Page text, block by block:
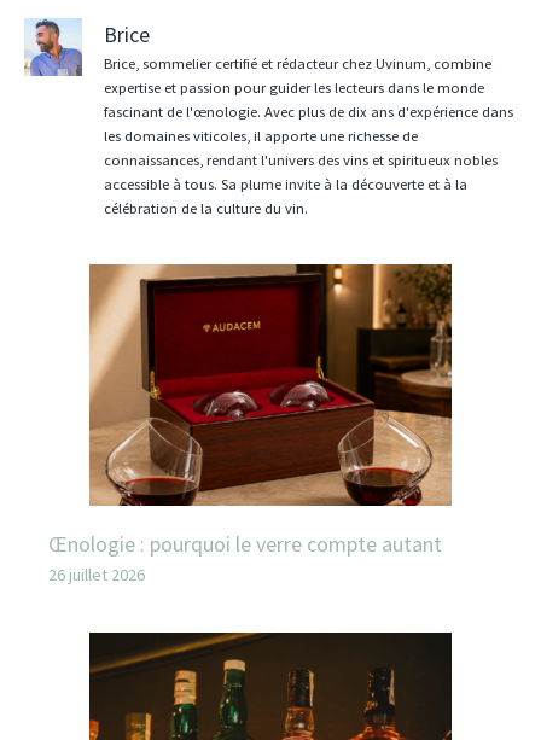
Brice
Brice, sommelier certifié et rédacteur chez Uvinum, combine
expertise et passion pour guider les lecteurs dans le monde
fascinant de l'œnologie. Avec plus de dix ans d'expérience dans
les domaines viticoles, il apporte une richesse de
connaissances, rendant l'univers des vins et spiritueux nobles
accessible à tous. Sa plume invite à la découverte et à la
célébration de la culture du vin.
Œnologie : pourquoi le verre compte autant
26 juillet 2026